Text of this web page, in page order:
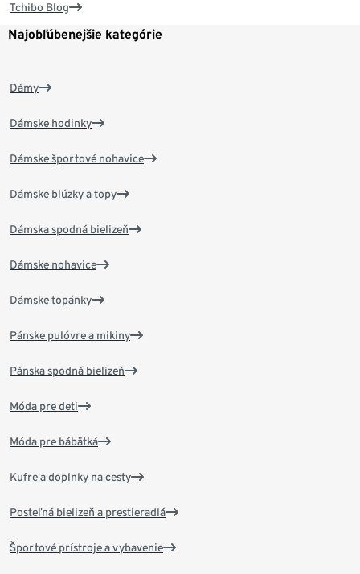
Tchibo Blog
Najobľúbenejšie kategórie
Dámy
Dámske hodinky
Dámske športové nohavice
Dámske blúzky a topy
Dámska spodná bielizeň
Dámske nohavice
Dámske topánky
Pánske pulóvre a mikiny
Pánska spodná bielizeň
Móda pre deti
Móda pre bábätká
Kufre a doplnky na cesty
Posteľná bielizeň a prestieradlá
Športové prístroje a vybavenie